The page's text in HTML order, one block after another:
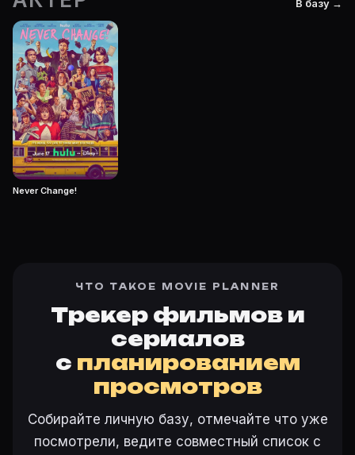
В базу →
Never Change!
ЧТО ТАКОЕ MOVIE PLANNER
Трекер фильмов и
сериалов
с планированием
просмотров
Собирайте личную базу, отмечайте что уже
посмотрели, ведите совместный список с